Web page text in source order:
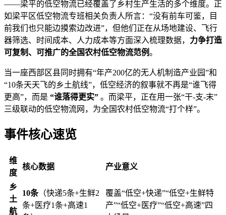
——梁平的低空物流已经覆盖了乡村生产生活的多个维度。正
如梁平区低空物流专班相关负责人所言：“没有前车可鉴，目
前我们也只能边摸索边改进”，但他们正在从场地建设、飞行
器筛选、时间成本、人力成本等方面深入梳理数据， 力争打造
可复制、可推广的全国农村低空物流范例。
当一座西部区县同时拥有“年产200亿的无人机制造产业园”和
“10条天天飞的乡土航线”，低空经济的叙事就不再是“谁飞得
更高”，而是 “谁落得更实” 。而梁平，正在用一张“干-支-末”
三级联动的低空物流网，为全国农村低空物流“打个样”。
事件核心速览
维
度
核心数据 产业意义
乡
土
航
10条（快递5条+生鲜2
条+医疗1条+高速1
覆盖“低空+快递”“低空+生鲜特
产”“低空+医疗”“低空+高速”四